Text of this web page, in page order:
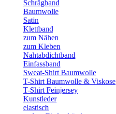
Schrägband
Baumwolle
Satin
Klettband
zum Nähen
zum Kleben
Nahtabdichtband
Einfassband
Sweat-Shirt Baumwolle
T-Shirt Baumwolle & Viskose
T-Shirt Feinjersey
Kunstleder
elastisch